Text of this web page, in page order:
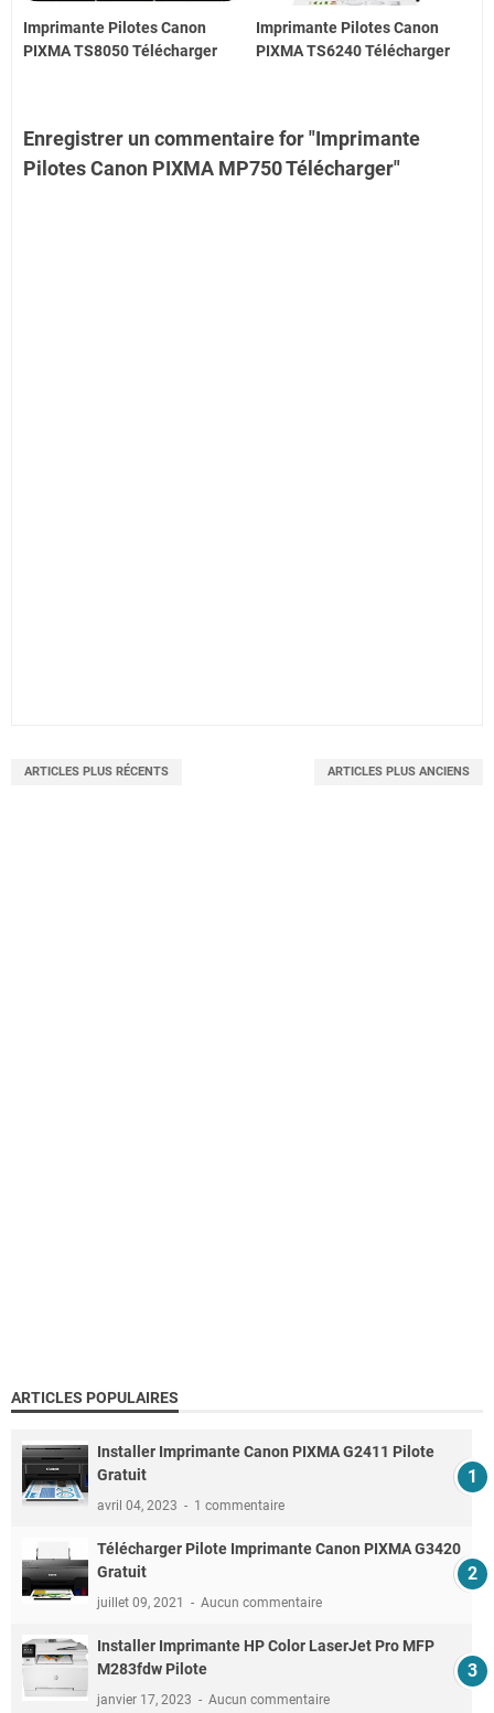
Imprimante Pilotes Canon
PIXMA TS8050 Télécharger
Imprimante Pilotes Canon
PIXMA TS6240 Télécharger
Enregistrer un commentaire for "Imprimante
Pilotes Canon PIXMA MP750 Télécharger"
ARTICLES PLUS RÉCENTS ARTICLES PLUS ANCIENS
ARTICLES POPULAIRES
Installer Imprimante Canon PIXMA G2411 Pilote
Gratuit
avril 04, 2023 1 commentaire
Télécharger Pilote Imprimante Canon PIXMA G3420
Gratuit
juillet 09, 2021 Aucun commentaire
Installer Imprimante HP Color LaserJet Pro MFP
M283fdw Pilote
janvier 17, 2023 Aucun commentaire